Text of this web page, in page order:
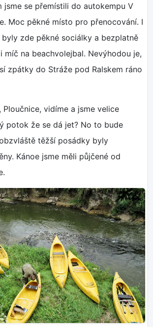
jsme se přemístili do autokempu V
Moc pěkné místo pro přenocování. I
zde pěkné sociálky a bezplatně
míč na beachvolejbal. Nevýhodou je,
zpátky do Stráže pod Ralskem ráno
Ploučnice, vidíme a jsme velice
potok že se dá jet? No to bude
těžší posádky byly
Kánoe jsme měli půjčené od